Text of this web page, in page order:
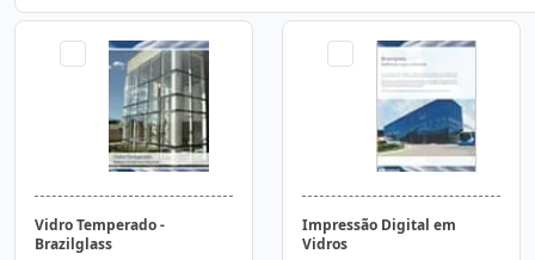
Vidro Temperado -
Brazilglass
Impressão Digital em
Vidros